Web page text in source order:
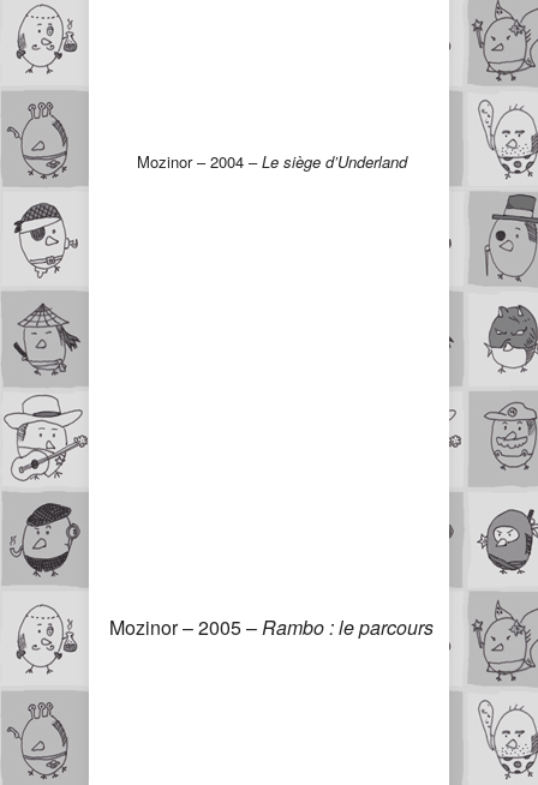
Mozinor – 2004 –Le siège d’Underland
Mozinor – 2005 –Rambo : le parcours